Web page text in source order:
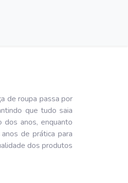
de roupa passa por
que tudo saia
anos, enquanto
de prática para
dos produtos